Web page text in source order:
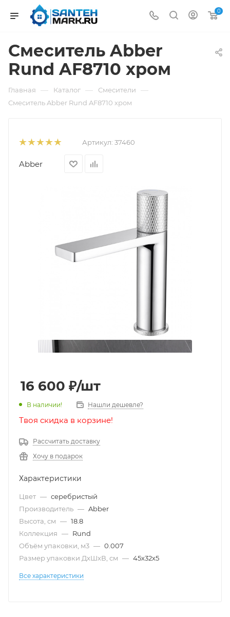
0
Смеситель Abber
Rund AF8710 хром
Главная — Каталог — Смесители —
Смеситель Abber Rund AF8710 хром
Артикул: 37460
Abber
16 600 ₽/шт
В наличии! Нашли дешевле?
Твоя скидка в корзине!
Рассчитать доставку
Хочу в подарок
Характеристики
Цвет — серебристый
Производитель — Abber
Высота, см — 18.8
Коллекция — Rund
Объём упаковки, м3 — 0.007
Размер упаковки ДxШxВ, см — 45х32х5
Все характеристики